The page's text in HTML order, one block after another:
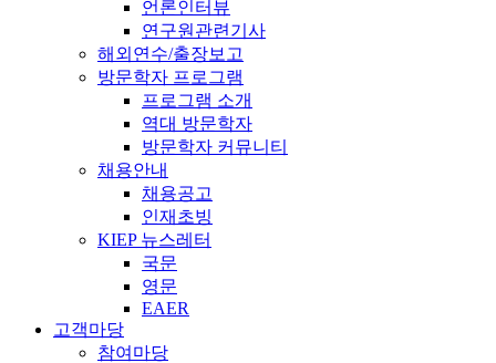
언론인터뷰
연구원관련기사
해외연수/출장보고
방문학자 프로그램
프로그램 소개
역대 방문학자
방문학자 커뮤니티
채용안내
채용공고
인재초빙
KIEP 뉴스레터
국문
영문
EAER
고객마당
참여마당